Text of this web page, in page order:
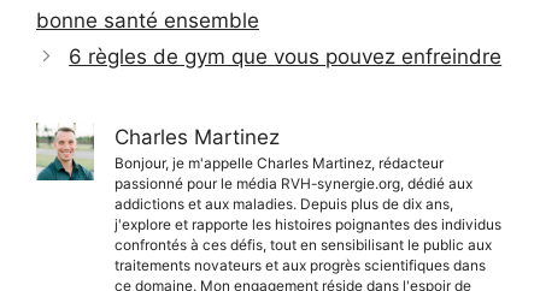
bonne santé ensemble
6 règles de gym que vous pouvez enfreindre
Charles Martinez
Bonjour, je m'appelle Charles Martinez, rédacteur
passionné pour le média RVH-synergie.org, dédié aux
addictions et aux maladies. Depuis plus de dix ans,
j'explore et rapporte les histoires poignantes des individus
confrontés à ces défis, tout en sensibilisant le public aux
traitements novateurs et aux progrès scientifiques dans
ce domaine. Mon engagement réside dans l'espoir de